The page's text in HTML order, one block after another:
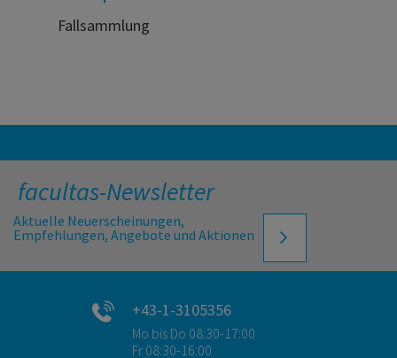
Fallsammlung
facultas-Newsletter
Aktuelle Neuerscheinungen,
Empfehlungen, Angebote und Aktionen
+43-1-3105356
Mo bis Do 08:30-17:00
Fr 08:30-16:00